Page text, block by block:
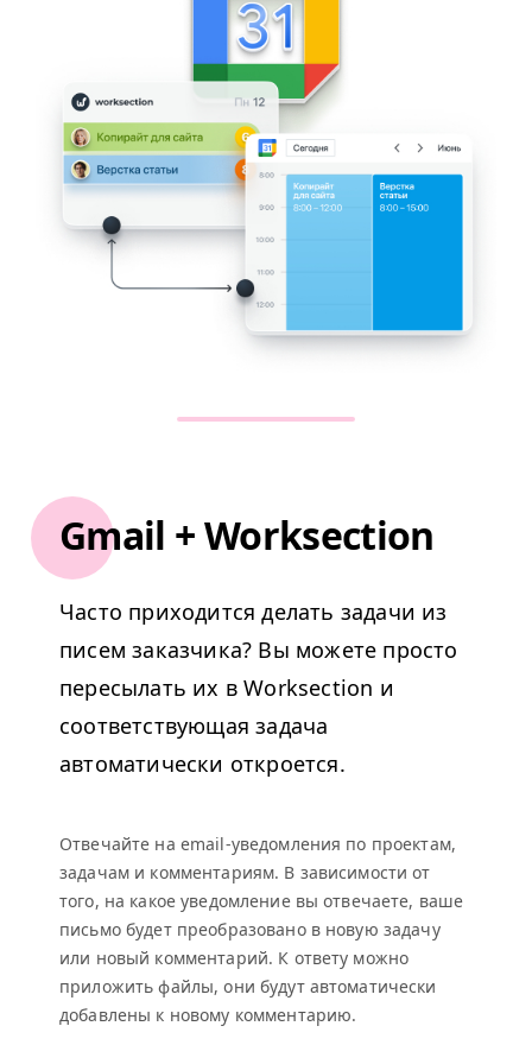
Gmail + Worksection
Часто приходится делать задачи из
писем заказчика? Вы можете просто
пересылать их в Worksection и
соответствующая задача
автоматически откроется.
Отвечайте на email-уведомления по проектам,
задачам и комментариям. В зависимости от
того, на какое уведомление вы отвечаете, ваше
письмо будет преобразовано в новую задачу
или новый комментарий. К ответу можно
приложить файлы, они будут автоматически
добавлены к новому комментарию.